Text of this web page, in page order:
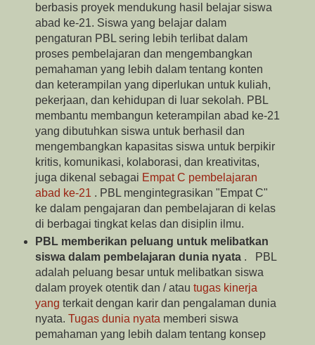
berbasis proyek mendukung hasil belajar siswa
abad ke-21. Siswa yang belajar dalam
pengaturan PBL sering lebih terlibat dalam
proses pembelajaran dan mengembangkan
pemahaman yang lebih dalam tentang konten
dan keterampilan yang diperlukan untuk kuliah,
pekerjaan, dan kehidupan di luar sekolah. PBL
membantu membangun keterampilan abad ke-21
yang dibutuhkan siswa untuk berhasil dan
mengembangkan kapasitas siswa untuk berpikir
kritis, komunikasi, kolaborasi, dan kreativitas,
juga dikenal sebagai Empat C pembelajaran
abad ke-21 . PBL mengintegrasikan "Empat C"
ke dalam pengajaran dan pembelajaran di kelas
di berbagai tingkat kelas dan disiplin ilmu.
PBL memberikan peluang untuk melibatkan
siswa dalam pembelajaran dunia nyata . PBL
adalah peluang besar untuk melibatkan siswa
dalam proyek otentik dan / atau tugas kinerja
yang terkait dengan karir dan pengalaman dunia
nyata. Tugas dunia nyata memberi siswa
pemahaman yang lebih dalam tentang konsep